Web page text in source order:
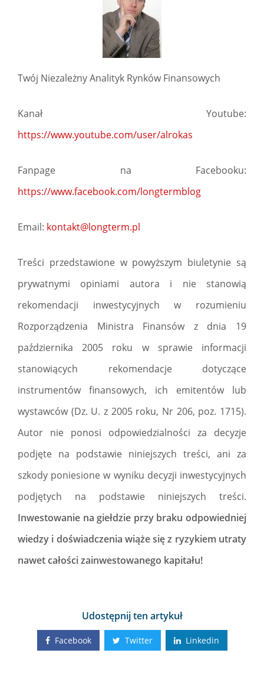
Twój Niezależny Analityk Rynków Finansowych
Kanał Youtube:
https://www.youtube.com/user/alrokas
Fanpage na Facebooku:
https://www.facebook.com/longtermblog
Email: kontakt@longterm.pl
Treści przedstawione w powyższym biuletynie są
prywatnymi opiniami autora i nie stanowią
rekomendacji inwestycyjnych w rozumieniu
Rozporządzenia Ministra Finansów z dnia 19
października 2005 roku w sprawie informacji
stanowiących rekomendacje dotyczące
instrumentów finansowych, ich emitentów lub
wystawców (Dz. U. z 2005 roku, Nr 206, poz. 1715).
Autor nie ponosi odpowiedzialności za decyzje
podjęte na podstawie niniejszych treści, ani za
szkody poniesione w wyniku decyzji inwestycyjnych
podjętych na podstawie niniejszych treści.
Inwestowanie na giełdzie przy braku odpowiedniej
wiedzy i doświadczenia wiąże się z ryzykiem utraty
nawet całości zainwestowanego kapitału!
Udostępnij ten artykuł
Facebook Twitter Linkedin